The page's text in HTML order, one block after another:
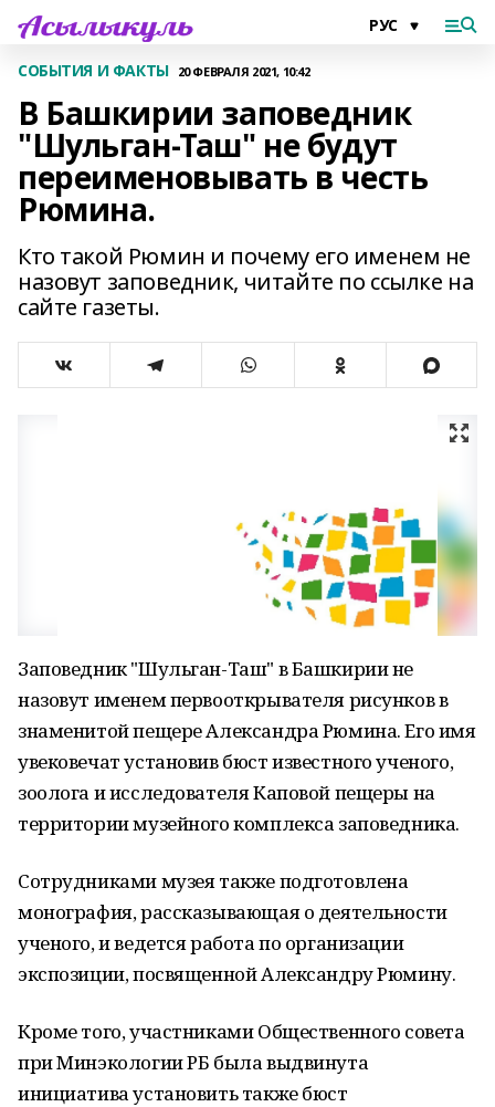
СОБЫТИЯ И ФАКТЫ 20 ФЕВРАЛЯ 2021, 10:42
В Башкирии заповедник
"Шульган-Таш" не будут
переименовывать в честь
Рюмина.
Кто такой Рюмин и почему его именем не
назовут заповедник, читайте по ссылке на
сайте газеты.
Заповедник "Шульган-Таш" в Башкирии не
назовут именем первооткрывателя рисунков в
знаменитой пещере Александра Рюмина. Его имя
увековечат установив бюст известного ученого,
зоолога и исследователя Каповой пещеры на
территории музейного комплекса заповедника.
Сотрудниками музея также подготовлена
монография, рассказывающая о деятельности
ученого, и ведется работа по организации
экспозиции, посвященной Александру Рюмину.
Кроме того, участниками Общественного совета
при Минэкологии РБ была выдвинута
инициатива установить также бюст